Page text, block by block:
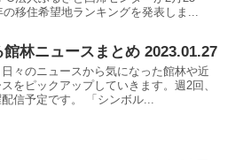
の移住希望地ランキングを発表しま...
林ニュースまとめ 2023.01.27
々のニュースから気になった館林や近
をピックアップしていきます。週2回、
信予定です。 「シンボル...